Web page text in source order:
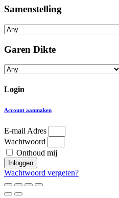
Samenstelling
Garen Dikte
Login
Account aanmaken
E-mail Adres
Wachtwoord
Onthoud mij
Inloggen
Wachtwoord vergeten?